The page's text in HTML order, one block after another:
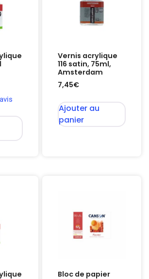
Vernis acrylique
116 satin, 75ml,
Amsterdam
7,45€
Ajouter au
panier
Bloc de papier